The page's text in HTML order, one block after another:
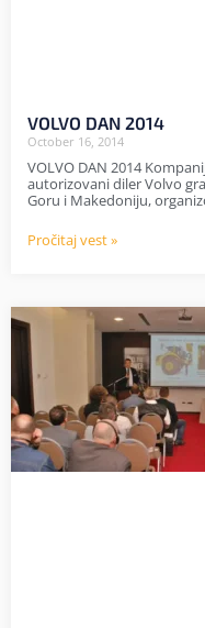
VOLVO DAN 2014
October 16, 2014
VOLVO DAN 2014
autorizovani diler Volvo
Goru i Makedoniju,
Pročitaj vest »